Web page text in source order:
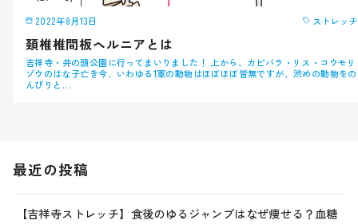
2022年8月13日 ストレッチ
頚椎椎間板ヘルニアとは
吉祥寺・井の頭公園に行ってまいりました！ 上から、カピバラ・リス・コウモリ
ゾウのはな子亡き今、いわゆる1軍の動物はほぼほぼ皆無ですが、渋めの動物をの
んびりと…
最近の投稿
【吉祥寺ストレッチ】食後のゆるジャンプはなぜ痩せる？血糖